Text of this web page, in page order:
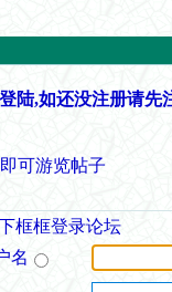
陆,如还没注册请先
可游览帖子
框框登录论坛
名